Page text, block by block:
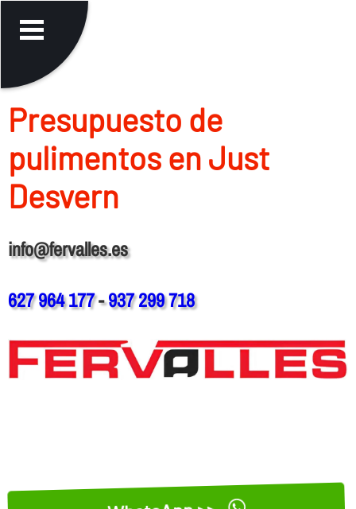
Presupuesto de
pulimentos en Just
Desvern
info@fervalles.es
627 964 177-937 299 718